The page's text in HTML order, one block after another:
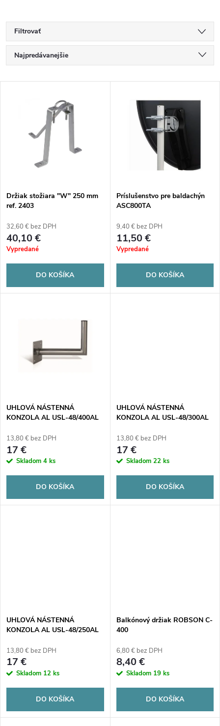
Filtrovať
R
a
e
p
r
d
o
v
Najpredávanejšie
s
p
r
o
d
v
Držiak stožiara "W" 250 mm
ref. 2403
32,60 € bez DPH
40,10 €
Vypredané
DO KOŠÍKA
Príslušenstvo pre baldachýn
ASC800TA
9,40 € bez DPH
11,50 €
Vypredané
DO KOŠÍKA
UHLOVÁ NÁSTENNÁ
KONZOLA AL USL-48/400AL
13,80 € bez DPH
17 €
Skladom 4 ks
DO KOŠÍKA
UHLOVÁ NÁSTENNÁ
KONZOLA AL USL-48/300AL
13,80 € bez DPH
17 €
Skladom 22 ks
DO KOŠÍKA
UHLOVÁ NÁSTENNÁ
KONZOLA AL USL-48/250AL
13,80 € bez DPH
17 €
Skladom 12 ks
DO KOŠÍKA
Balkónový držiak ROBSON C-
400
6,80 € bez DPH
8,40 €
Skladom 19 ks
DO KOŠÍKA